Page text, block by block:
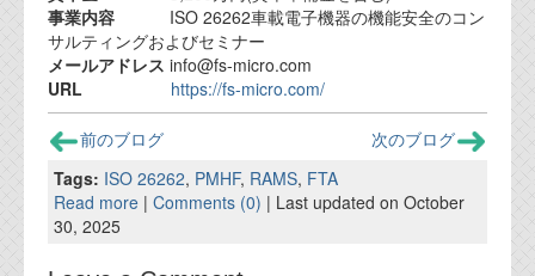
事業内容 ISO 26262車載電子機器の機能安全のコン
サルティングおよびセミナー
メールアドレス info@fs-micro.com
URL
https://fs-micro.com/
前のブログ
次のブログ
Tags: ISO 26262, PMHF, RAMS, FTA
Read more | Comments (0) | Last updated on October
30, 2025